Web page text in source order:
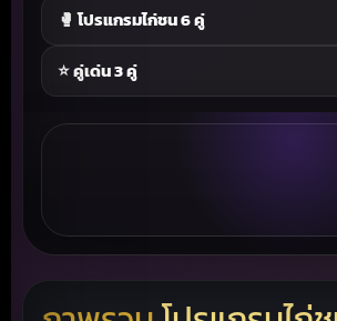
🥊 โปรแกรมไก่ชน 6 คู่
⭐ คู่เด่น 3 คู่